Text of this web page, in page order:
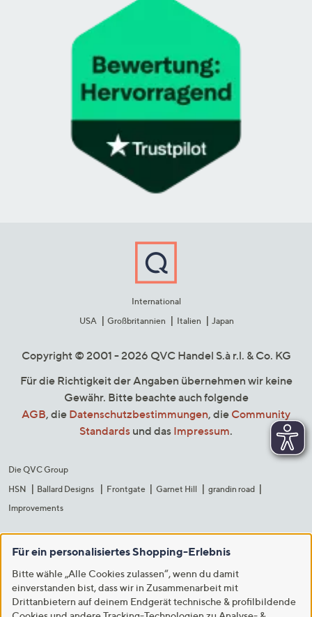
International
USA
Großbritannien Italien Japan
Copyright © 2001 - 2026 QVC Handel S.à r.l. & Co. KG
Für die Richtigkeit der Angaben übernehmen wir keine
Gewähr. Bitte beachte auch folgende
AGB, die Datenschutzbestimmungen, die Community
Standards und das Impressum.
Die QVC Group
HSN
Ballard Designs Frontgate Garnet Hill
grandin road
Improvements
Für ein personalisiertes Shopping-Erlebnis
Bitte wähle „Alle Cookies zulassen“, wenn du damit
einverstanden bist, dass wir in Zusammenarbeit mit
Drittanbietern auf deinem Endgerät technische & profilbildende